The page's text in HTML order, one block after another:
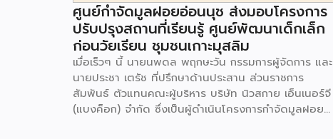
ศูนย์กำจัดมูลฝอยอ่อนนุช ส่งมอบโครงการ
ปรับปรุงสถานที่เรียนรู้ ศูนย์พัฒนาเด็กเล็ก
ก่อนวัยเรียน ชุมชนเกาะมุสลิม
เมื่อเร็วๆ นี้ นายนพดล พฤกษะวัน กรรมการผู้จัดการ และ
นายประชา เตรัช ที่ปรึกษาด้านประสาน ส่วนราชการ
สัมพันธ์ ตัวแทนคณะผู้บริหาร บริษัท นิวสกาย เอ็นเนอร์จี
(แบงค็อก) จํากัด ซึ่งเป็นผู้ดำเนินโครงการกำจัดมูลฝอย